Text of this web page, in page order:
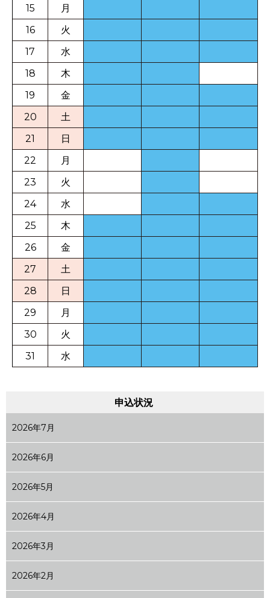
15
月
16
火
17
水
18
木
19
金
20
土
21
日
22
月
23
火
24
水
25
木
26
金
27
土
28
日
29
月
30
火
31
水
申込状況
2026年7月
2026年6月
2026年5月
2026年4月
2026年3月
2026年2月